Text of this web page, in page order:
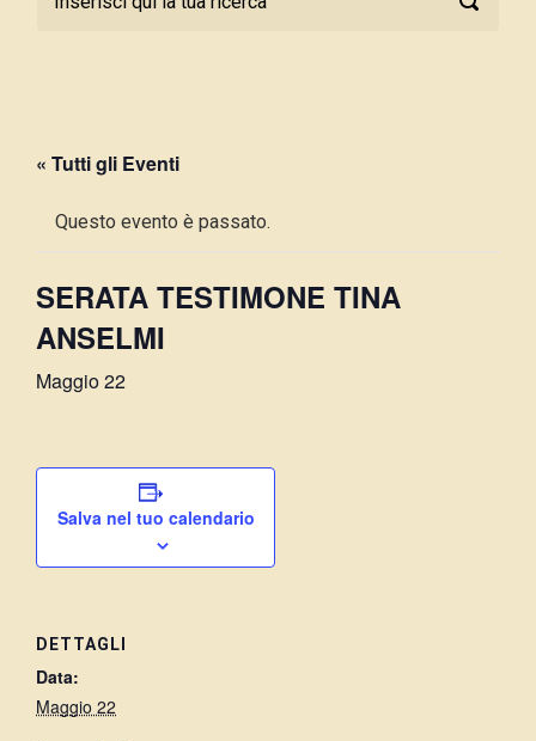
« Tutti gli Eventi
Questo evento è passato.
SERATA TESTIMONE TINA
ANSELMI
Maggio 22
Salva nel tuo calendario
DETTAGLI
Data:
Maggio 22